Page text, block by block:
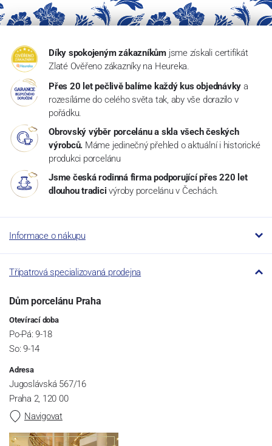
Díky spokojeným zákazníkům jsme získali certifikát
Zlaté Ověřeno zákazníky na Heureka.
Přes 20 let pečlivě balíme každý kus objednávky a
rozesíláme do celého světa tak, aby vše dorazilo v
pořádku.
Obrovský výběr porcelánu a skla všech českých
výrobců. Máme jedinečný přehled o aktuální i historické
produkci porcelánu
Jsme česká rodinná firma podporující přes 220 let
dlouhou tradici výroby porcelánu v Čechách.
Informace o nákupu
Třípatrová specializovaná prodejna
Dům porcelánu Praha
Otevírací doba
Po-Pá: 9-18
So: 9-14
Adresa
Jugoslávská 567/16
Praha 2, 120 00
Navigovat